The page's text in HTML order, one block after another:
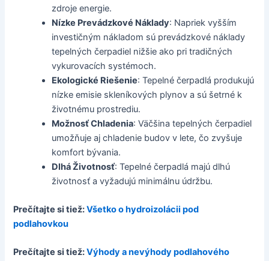
zdroje energie.
Nízke Prevádzkové Náklady: Napriek vyšším
investičným nákladom sú prevádzkové náklady
tepelných čerpadiel nižšie ako pri tradičných
vykurovacích systémoch.
Ekologické Riešenie: Tepelné čerpadlá produkujú
nízke emisie skleníkových plynov a sú šetrné k
životnému prostrediu.
Možnosť Chladenia: Väčšina tepelných čerpadiel
umožňuje aj chladenie budov v lete, čo zvyšuje
komfort bývania.
Dlhá Životnosť: Tepelné čerpadlá majú dlhú
životnosť a vyžadujú minimálnu údržbu.
Prečítajte si tiež:Všetko o hydroizolácii pod
podlahovkou
Prečítajte si tiež:Výhody a nevýhody podlahového